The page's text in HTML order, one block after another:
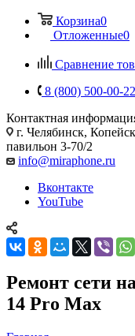
Корзина0
Отложенные0
Сравнение
8 (800) 500-00-22
Контактная
г. Челябинск,
павильон 3-70/2
info@miraphone.ru
Вконтакте
YouTube
Ремонт сети
14 Pro Max